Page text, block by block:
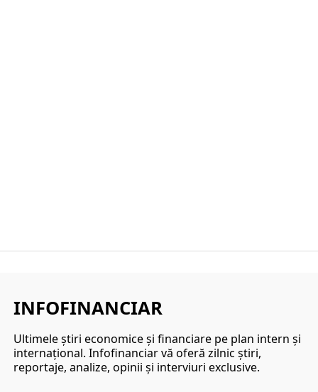
INFOFINANCIAR
Ultimele ştiri economice şi financiare pe plan intern şi
internaţional. Infofinanciar vă oferă zilnic ştiri,
reportaje, analize, opinii şi interviuri exclusive.